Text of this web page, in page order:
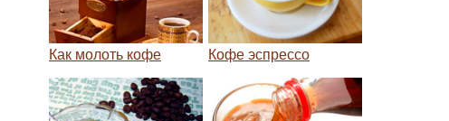
Как молоть кофе Кофе эспрессо